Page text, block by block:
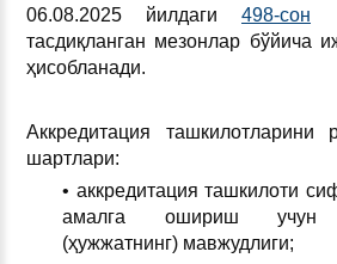
06.08.2025 йилдаги498-сон
тасдиқланган мезонлар бўйича
ҳисобланади.
Аккредитация ташкилотларини
шартлари:
• аккредитация ташкилоти
амалга ошириш учун
(ҳужжатнинг) мавжудлиги;